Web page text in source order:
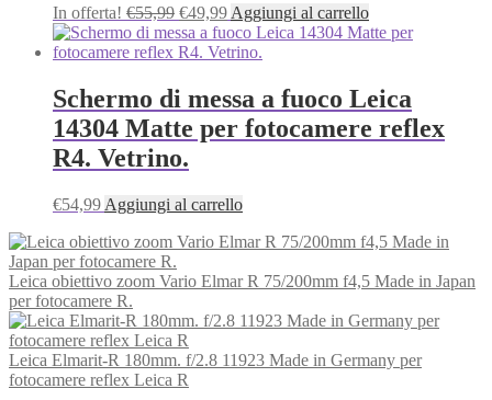
In offerta! €55,99 Il
prezzo
originale
€55,99.
€49,99Il
prezzo
attuale
Aggiungi al carrello
Schermo di messa a fuoco Leica
14304 Matte per fotocamere reflex
R4. Vetrino.
€54,99 Aggiungi al carrello
Leica obiettivo zoom Vario Elmar R 75/200mm f4,5 Made in Japan
per fotocamere R.
Leica Elmarit-R 180mm. f/2.8 11923 Made in Germany per
fotocamere reflex Leica R